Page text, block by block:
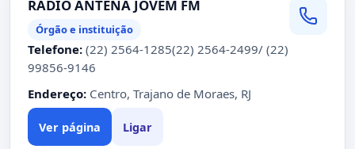
RÁDIO ANTENA JOVEM FM
Órgão e instituição
Telefone: (22) 2564-1285(22) 2564-2499/ (22)
99856-9146
Endereço: Centro, Trajano de Moraes, RJ
Ver página Ligar